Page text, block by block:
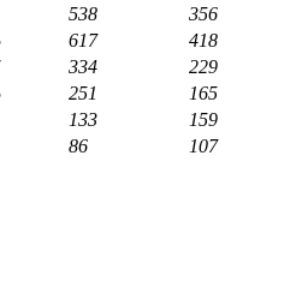
538
356
617
418
334
229
251
165
133
159
86 107